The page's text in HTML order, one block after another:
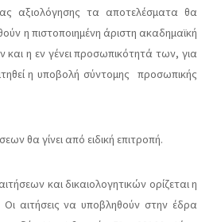
αξιολόγησης τα αποτελέσματα θα
η πιστοποιημένη άριστη ακαδημαϊκή
και η εν γένει προσωπικότητά των, για
η υποβολή σύντομης προσωπικής
θα γίνει από ειδική επιτροπή.
και δικαιολογητικών ορίζεται η
Οι αιτήσεις να υποβληθούν στην έδρα